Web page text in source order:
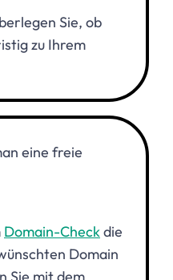
Sie, ob
zu Ihrem
eine freie
Domain-Checkdie
Domain
Sie mit dem